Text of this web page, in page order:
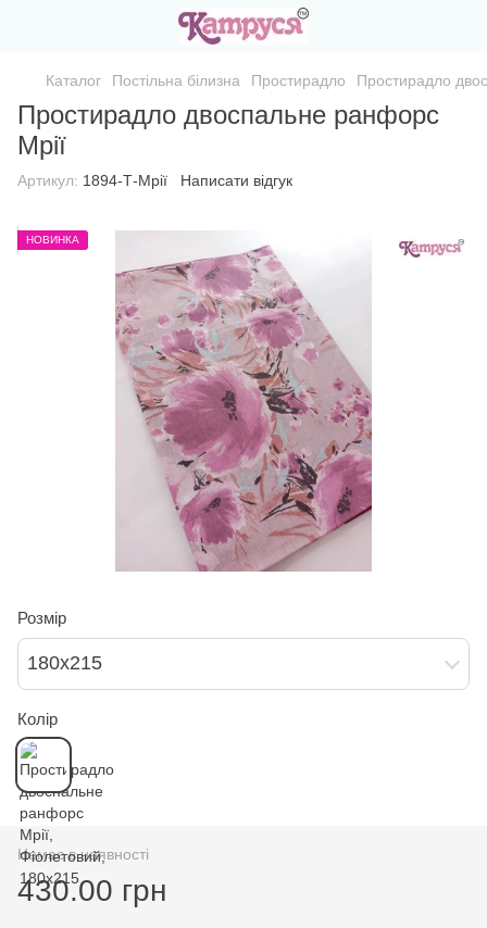
Каталог Постільна білизна Простирадло Простирадло
Простирадло двоспальне ранфорс
Мрії
Артикул: 1894-Т-Мрії Написати відгук
НОВИНКА
Розмір
180х215
Колір
Немає в наявності
430.00 грн